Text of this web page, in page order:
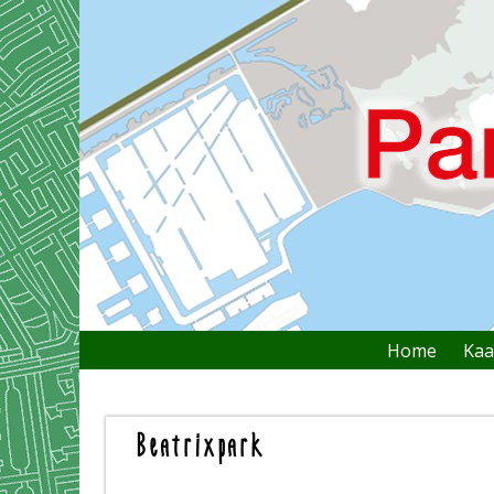
Home
Beatrixpark